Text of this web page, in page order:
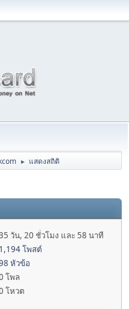
► แสดงสถิติ
วัน, 20 ชั่วโมง และ 58 นาที
1,194 โพสต์
หัวข้อ
โพล
โหวต